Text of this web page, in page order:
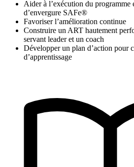
Aider à l’exécution du programme
d’envergure SAFe®
Favoriser l’amélioration continue
Construire un ART hautement
servant leader et un coach
Développer un plan d’action pour
d’apprentissage